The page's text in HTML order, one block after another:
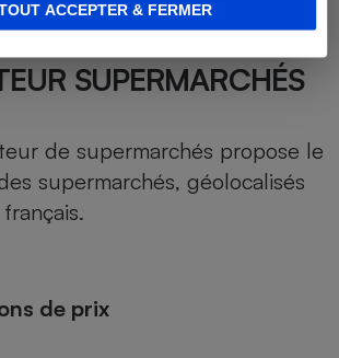
ACCEPTER & FERMER
DE NOTRE
SUPERMARCHÉS
de supermarchés propose le
supermarchés, géolocalisés
de prix